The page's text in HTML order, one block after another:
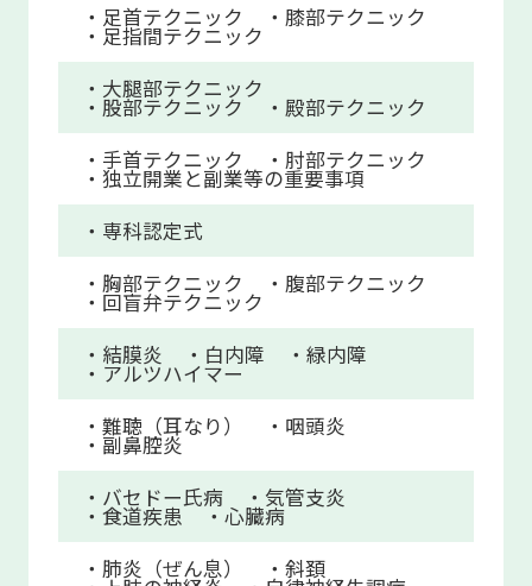
・足首テクニック
・膝部テクニック
・足指間テクニック
・大腿部テクニック
・股部テクニック
・殿部テクニック
・手首テクニック
・肘部テクニック
・独立開業と副業等の重要事項
・専科認定式
・胸部テクニック
・腹部テクニック
・回盲弁テクニック
・結膜炎
・白内障 ・緑内障
・アルツハイマー
・難聴（耳なり）
・咽頭炎
・副鼻腔炎
・バセドー氏病
・気管支炎
・食道疾患
・心臓病
・肺炎（ぜん息）
・斜頚